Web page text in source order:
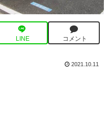
LINE コメント
2021.10.11